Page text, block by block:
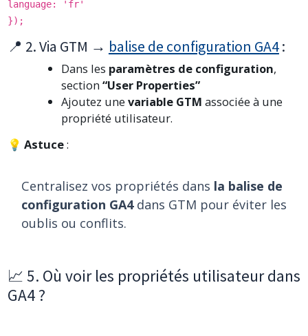
language: 'fr'
});
📍 2. Via GTM → balise de configuration GA4:
Dans les paramètres de configuration,
section“User Properties”
Ajoutez unevariable GTM associée à une
propriété utilisateur.
💡 Astuce:
Centralisez vos propriétés dans la balise de
configuration GA4dans GTM pour éviter les
oublis ou conflits.
📈 5. Où voir les propriétés utilisateur dans
GA4 ?